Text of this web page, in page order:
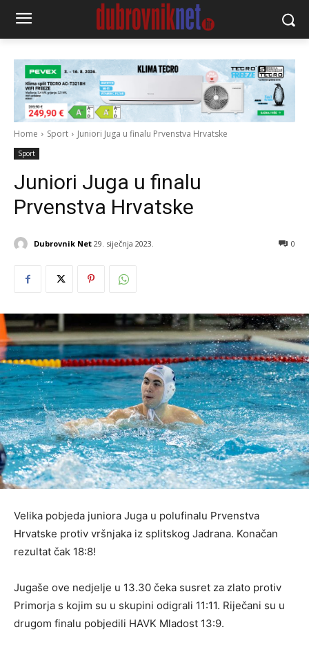
Home Sport Juniori Juga u finalu Prvenstva Hrvatske
Sport
Juniori Juga u finalu
Prvenstva Hrvatske
Dubrovnik Net 29. siječnja 2023. 0
Velika pobjeda juniora Juga u polufinalu Prvenstva
Hrvatske protiv vršnjaka iz splitskog Jadrana. Konačan
rezultat čak 18:8!
Jugaše ove nedjelje u 13.30 čeka susret za zlato protiv
Primorja s kojim su u skupini odigrali 11:11. Riječani su u
drugom finalu pobjedili HAVK Mladost 13:9.